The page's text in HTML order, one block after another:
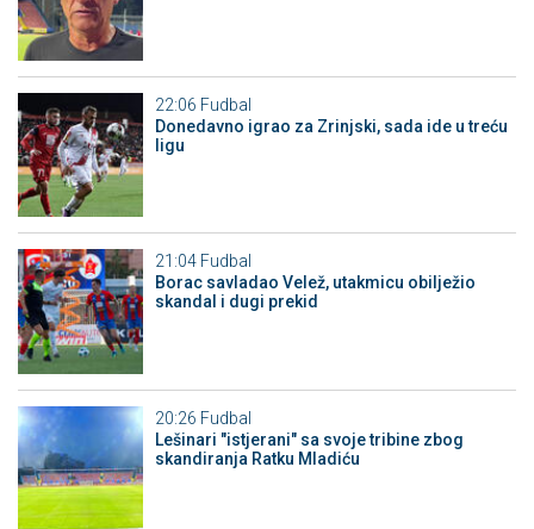
22:06 Fudbal
Donedavno igrao za Zrinjski, sada ide u treću
ligu
21:04 Fudbal
Borac savladao Velež, utakmicu obilježio
skandal i dugi prekid
20:26 Fudbal
Lešinari "istjerani" sa svoje tribine zbog
skandiranja Ratku Mladiću